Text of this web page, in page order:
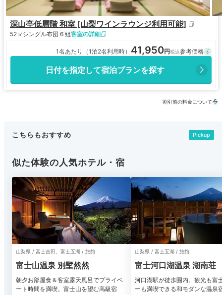
深山亭低層階 和室 [山梨ワインラウンジ利用可能]
52㎡ シングル布団 6 組客室の詳細
1名あたり（1泊2名利用時） 41,950
日付を指定して宿泊プランを探す
割引前の料金について
こちらもおすすめ Pickup
似た体験の人気ホテル・宿
山梨県 / 富士吉田、富士五湖 / 旅館
富士山温泉 別墅然然
朝夕お部屋食＆客室露天風呂でプライベ
ート時間を満喫。富士山を望む高級宿
山梨県 / 富士五湖 / 旅館
富士河口湖温泉 湖南荘
河口湖駅が徒歩圏内。観光も富
ーも満喫できる和モダンな温泉